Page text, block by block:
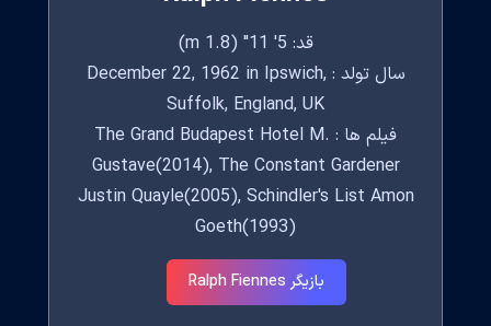
قد: 5' 11" (1.8 m)
سال تولد : December 22, 1962 in Ipswich,
Suffolk, England, UK
فیلم ها : The Grand Budapest Hotel M.
Gustave(2014), The Constant Gardener
Justin Quayle(2005), Schindler's List Amon
Goeth(1993)
بازیگر Ralph Fiennes